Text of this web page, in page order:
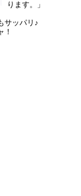
ります。」
サッパリ♪
！